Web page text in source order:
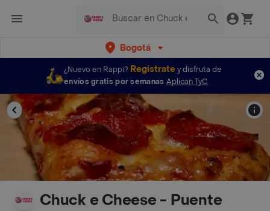
Bogotá
¿Nuevo en Rappi? Regístratey disfruta de
envíos gratis por semanas Aplican TyC
Chuck e Cheese - Puente